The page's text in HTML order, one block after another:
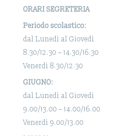
ORARI SEGRETERIA
Periodo scolastico:
dal Lunedì al Giovedì
8.30/12.30 – 14.30/16.30
Venerdì 8.30/12.30
GIUGNO:
dal Lunedì al Giovedì
9.00/13.00 – 14.00/16.00
Venerdì 9.00/13.00